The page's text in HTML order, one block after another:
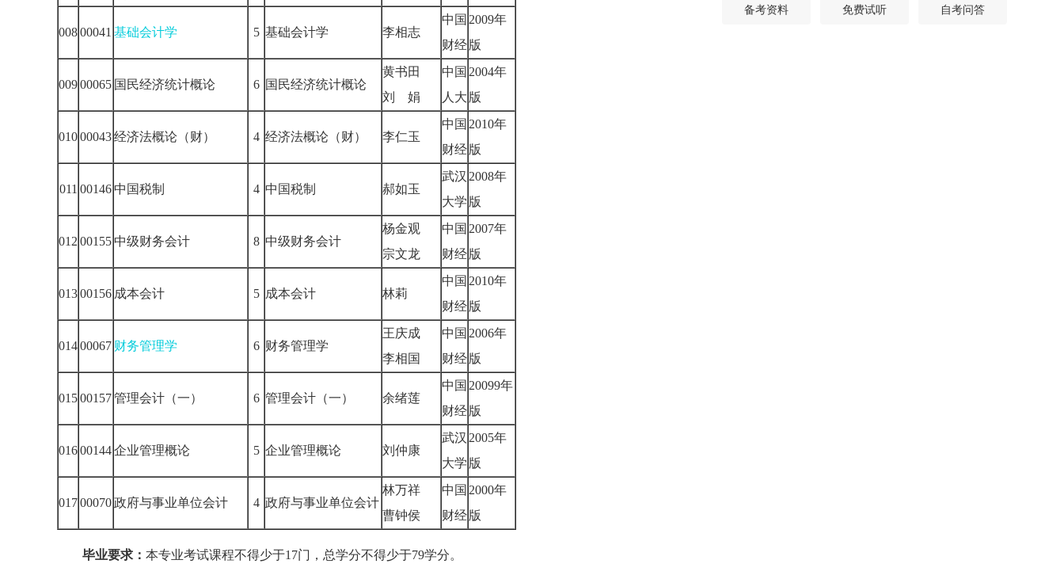
00800041 基础会计学 5 基础会计学 李相志
中国
财经
2009年
版
00900065 国民经济统计概论 6 国民经济统计概论
黄书田
刘 娟
中国
人大
2004年
版
01000043经济法概论（财） 4 经济法概论（财） 李仁玉
中国
财经
2010年
版
011 00146 中国税制 4 中国税制 郝如玉
武汉
大学
2008年
版
012 00155 中级财务会计 8 中级财务会计
杨金观
宗文龙
中国
财经
2007年
版
01300156 成本会计 5 成本会计 林莉
中国
财经
2010年
版
01400067 财务管理学 6 财务管理学
王庆成
李相国
中国
财经
2006年
版
01500157管理会计（一） 6 管理会计（一） 余绪莲
中国
财经
20099年
版
01600144企业管理概论 5 企业管理概论 刘仲康
武汉
大学
2005年
版
01700070政府与事业单位会计 4 政府与事业单位会计
林万祥
曹钟侯
中国
财经
2000年
版
毕业要求： 本专业考试课程不得少于17门，总学分不得少于79学分。
备考资料 免费试听 自考问答